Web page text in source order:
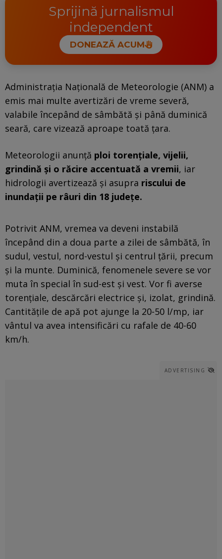
Sprijină jurnalismul
independent
DONEAZĂ ACUM
Administrația Națională de Meteorologie (ANM) a
emis mai multe avertizări de vreme severă,
valabile începând de sâmbătă și până duminică
seară, care vizează aproape toată țara.
Meteorologii anunță ploi torențiale, vijelii,
grindină și o răcire accentuată a vremii, iar
hidrologii avertizează și asupra riscului de
inundații pe râuri din 18 județe.
Potrivit ANM, vremea va deveni instabilă
începând din a doua parte a zilei de sâmbătă, în
sudul, vestul, nord-vestul și centrul țării, precum
și la munte. Duminică, fenomenele severe se vor
muta în special în sud-est și vest. Vor fi averse
torențiale, descărcări electrice și, izolat, grindină.
Cantitățile de apă pot ajunge la 20-50 l/mp, iar
vântul va avea intensificări cu rafale de 40-60
km/h.
ADVERTISING